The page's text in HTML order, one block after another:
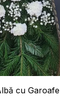
cu Garoafe